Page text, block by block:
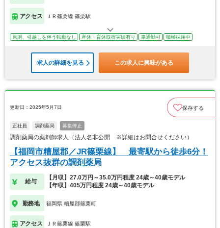
アクセス ＪＲ篠栗線 篠栗駅
原則、引越しを伴う転勤なし 産休・育休取得実績有り 車通勤可 積極採用中
求人の詳細を見る この求人に興味がある
更新日：2025年5月7日 保存する
正社員 調剤薬局 募集停止
調剤薬局の薬剤師求人（法人名非公開 ※詳細はお問合せください）
【福岡市糟屋郡／JR篠栗線】 最寄駅から徒歩6分！
アクセス抜群の調剤薬局
給与
【月収】27.0万円～35.0万円程度 24歳～40歳モデル
【年収】405万円程度 24歳～40歳モデル
勤務地 福岡県 糟屋郡篠栗町
アクセス ＪＲ篠栗線 篠栗駅